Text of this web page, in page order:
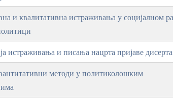
и квалитативна истраживања у социјалном
истраживања и писања нацрта пријаве
методи у политиколошким